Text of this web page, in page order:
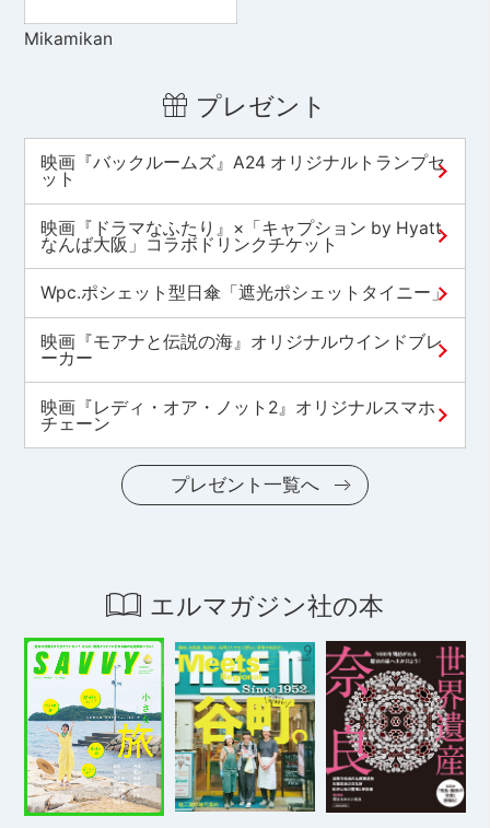
Mikamikan
プレゼント
映画『バックルームズ』A24 オリジナルトランプセ
ット
映画『ドラマなふたり』×「キャプション by Hyatt
なんば大阪」コラボドリンクチケット
Wpc.ポシェット型日傘「遮光ポシェットタイニー」
映画『モアナと伝説の海』オリジナルウインドブレ
ーカー
映画『レディ・オア・ノット2』オリジナルスマホ
チェーン
プレゼント一覧へ
エルマガジン社の本